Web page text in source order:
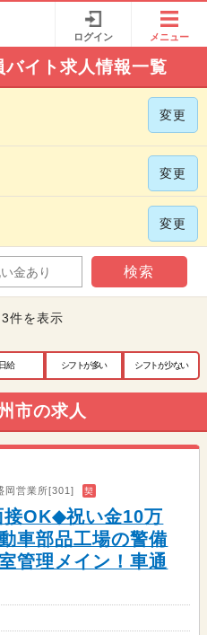
ログイン メニュー
イト求人情報一覧
変更
変更
変更
検索
件を表示
日給 シフトが多い シフトが少ない
市の求人
岡営業所[301] 契
接OK◆祝い金10万
車部品工場の警備
管理メイン！車通